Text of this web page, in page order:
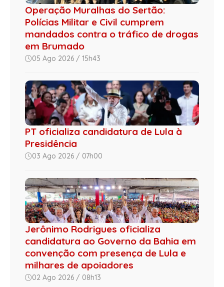
Operação Muralhas do Sertão:
Polícias Militar e Civil cumprem
mandados contra o tráfico de drogas
em Brumado
05 Ago 2026 / 15h43
PT oficializa candidatura de Lula à
Presidência
03 Ago 2026 / 07h00
Jerônimo Rodrigues oficializa
candidatura ao Governo da Bahia em
convenção com presença de Lula e
milhares de apoiadores
02 Ago 2026 / 08h13